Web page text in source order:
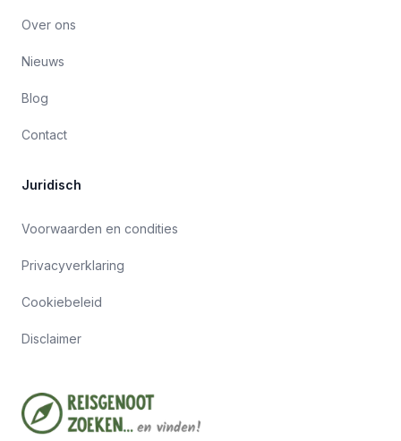
Over ons
Nieuws
Blog
Contact
Juridisch
Voorwaarden en condities
Privacyverklaring
Cookiebeleid
Disclaimer